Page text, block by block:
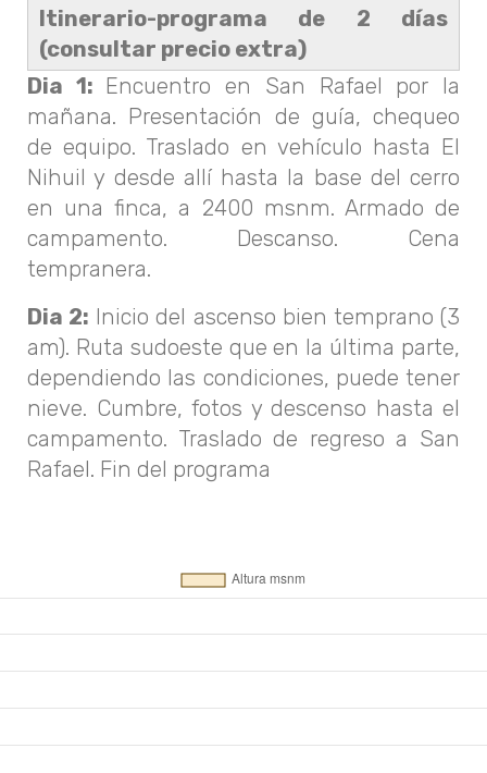
Itinerario-programa de 2 días
(consultar precio extra)
Dia 1: Encuentro en San Rafael por la
mañana. Presentación de guía, chequeo
de equipo. Traslado en vehículo hasta El
Nihuil y desde allí hasta la base del cerro
en una finca, a 2400 msnm. Armado de
campamento. Descanso. Cena
tempranera.
Dia 2: Inicio del ascenso bien temprano (3
am). Ruta sudoeste que en la última parte,
dependiendo las condiciones, puede tener
nieve. Cumbre, fotos y descenso hasta el
campamento. Traslado de regreso a San
Rafael. Fin del programa